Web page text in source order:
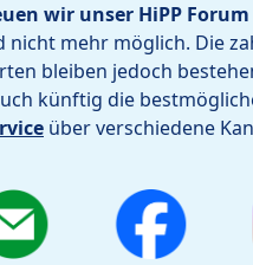
wir unser HiPP
mehr möglich. Die
bleiben jedoch
künftig die
über verschiedene